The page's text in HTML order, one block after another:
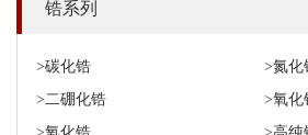
锆系列
>碳化锆
>氮化
>二硼化锆
>氧化